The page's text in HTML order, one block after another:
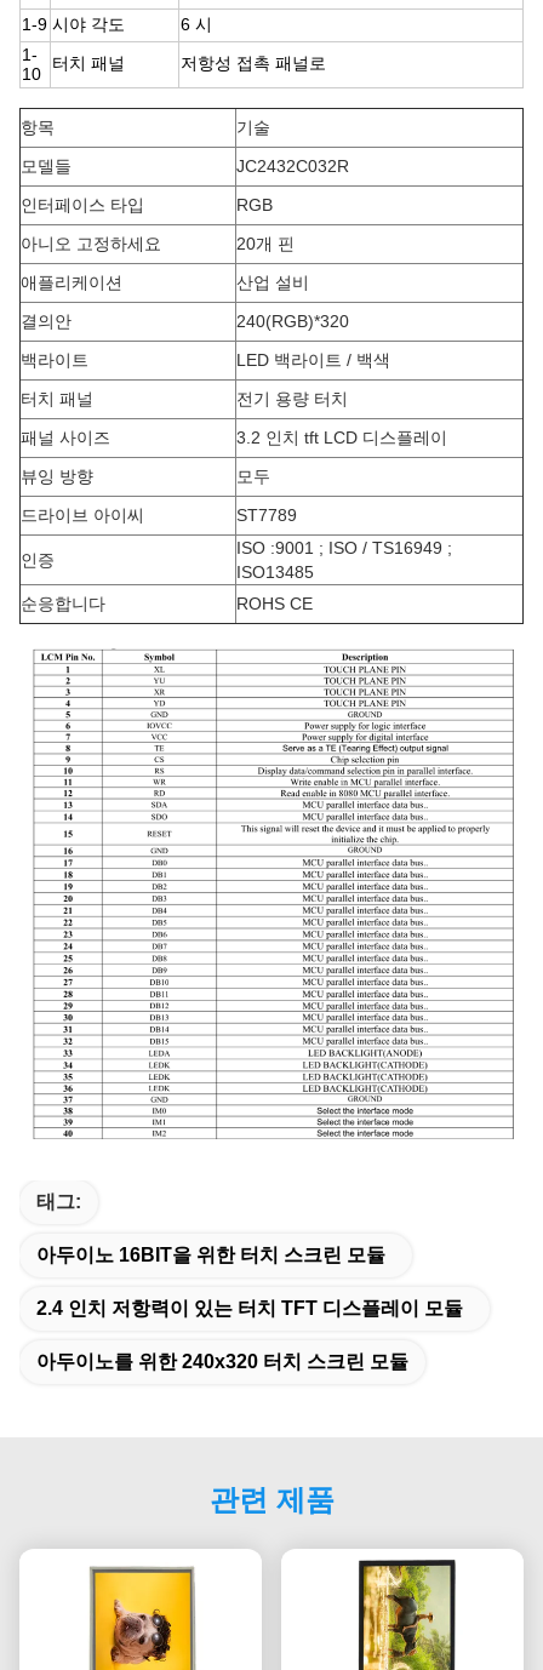
1-9 시야 각도
6 시
1-
10
터치 패널 저항성 접촉 패널로
항목
기술
모델들
JC2432C032R
인터페이스 타입
RGB
아니오 고정하세요
20개 핀
애플리케이션
산업 설비
결의안
240(RGB)*320
백라이트
LED 백라이트 / 백색
터치 패널
전기 용량 터치
패널 사이즈
3.2 인치 tft LCD 디스플레이
뷰잉 방향
모두
드라이브 아이씨
ST7789
인증
ISO :9001 ; ISO / TS16949 ;
ISO13485
순응합니다
ROHS CE
태그:
아두이노 16BIT을 위한 터치 스크린 모듈
2.4 인치 저항력이 있는 터치 TFT 디스플레이 모듈
아두이노를 위한 240x320 터치 스크린 모듈
관련 제품